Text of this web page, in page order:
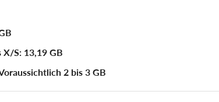
X/S: 13,19 GB
2 bis 3 GB